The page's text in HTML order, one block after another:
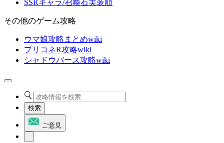
SSRキャラ/召喚石実装順
その他のゲーム攻略
ウマ娘攻略まとめwiki
プリコネR攻略wiki
シャドウバース攻略wiki
検索
ご意見